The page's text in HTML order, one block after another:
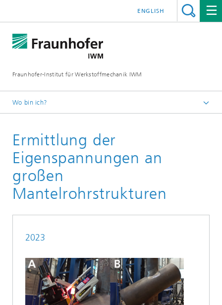
Fraunhofer-Institut für Werkstoffmechanik IWM
ENGLISH
Wo bin ich?
Geschäftsfelder
Ermittlung der
Eigenspannungen an
großen
Mantelrohrstrukturen
2023